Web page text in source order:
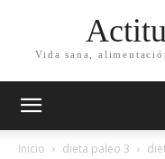
Vida sana,
Inicio dieta paleo 3